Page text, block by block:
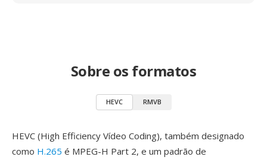
Sobre os formatos
HEVC RMVB
HEVC (High Efficiency Vídeo Coding), também designado
como H.265 é MPEG-H Part 2, e um padrão de